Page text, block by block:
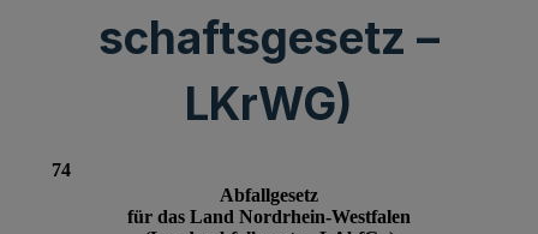
schaftsgesetz –
LKrWG)